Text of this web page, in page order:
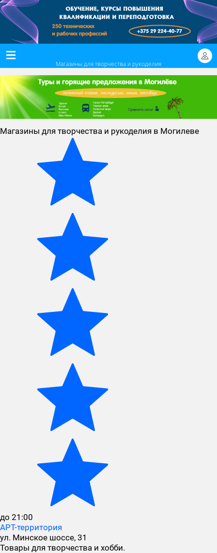
Магазины для творчества и рукоделия
Магазины для творчества и рукоделия в Могилеве
до 21:00
АРТ-территория
ул. Минское шоссе, 31
Товары для творчества и хобби.